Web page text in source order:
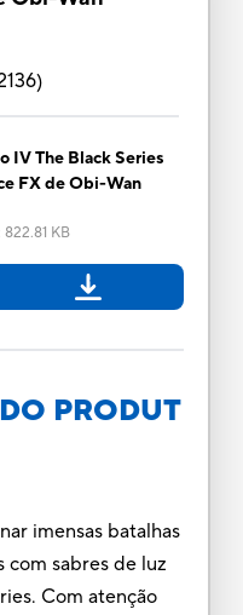
)
IV The Black Series
FX de Obi-Wan
822.81 KB
PRODUT
imensas batalhas
com sabres de luz
Com atenção